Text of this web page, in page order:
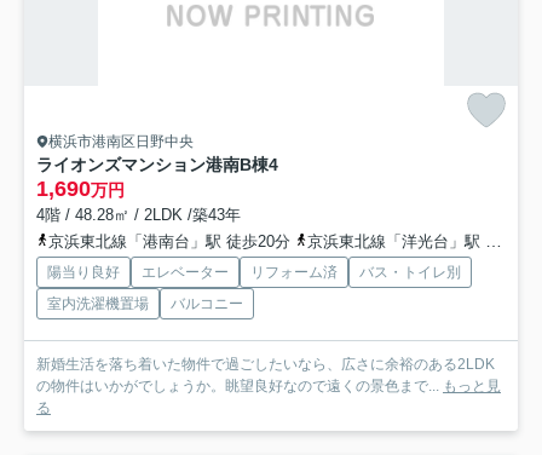
横浜市港南区日野中央
ライオンズマンション港南B棟4
1,690万円
4階 / 48.28㎡ / 2LDK /築43年
京浜東北線「港南台」駅 徒歩20分
京浜東北線「洋光台」駅 徒歩24分
陽当り良好 エレベーター リフォーム済
バス・トイレ別
室内洗濯機置場
バルコニー
新婚生活を落ち着いた物件で過ごしたいなら、広さに余裕のある2LDK
の物件はいかがでしょうか。眺望良好なので遠くの景色まで... もっと見
る